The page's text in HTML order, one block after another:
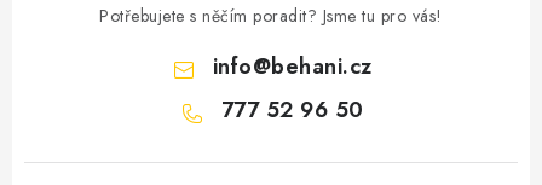
Potřebujete s něčím poradit? Jsme tu pro vás!
info@behani.cz
777 52 96 50